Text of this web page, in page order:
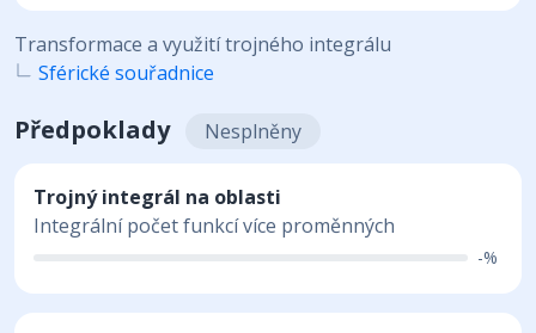
Transformace a využití trojného integrálu
Sférické souřadnice
Předpoklady Nesplněny
Trojný integrál na oblasti
Integrální počet funkcí více proměnných
-%